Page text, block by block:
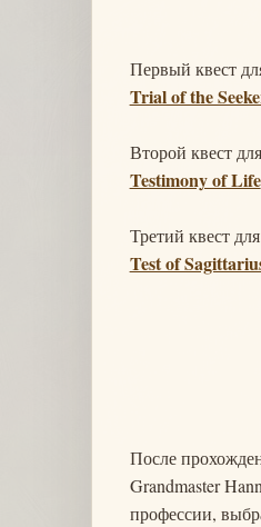
Первый квест
Trial of the
Второй квест
Testimony of Life
Третий квест
Test of
После
Grandmaster
профессии,